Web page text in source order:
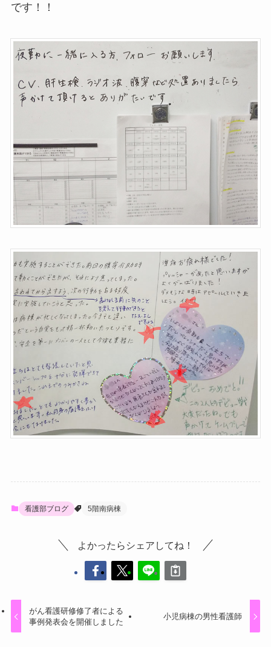
です！！
看護部ブログ 5階南病棟
よかったらシェアしてね！
がん看護研修修了者による
事例発表会を開催しました
小児病棟の男性看護師